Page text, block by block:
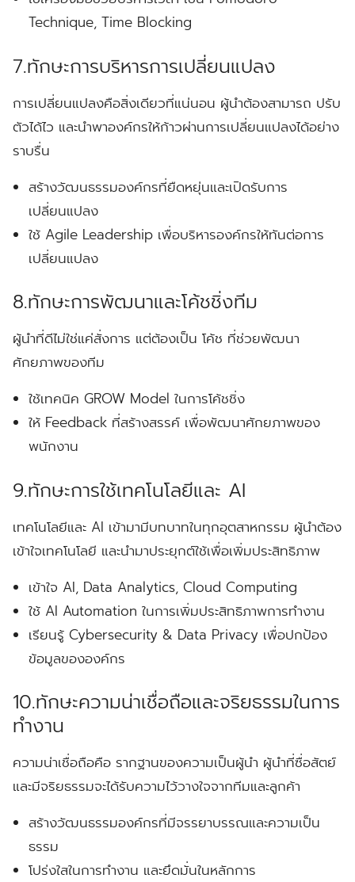
Technique, Time Blocking
7.ทักษะการบริหารการเปลี่ยนแปลง
การเปลี่ยนแปลงคือสิ่งเดียวที่แน่นอน ผู้นำต้องสามารถ ปรับ
ตัวได้ไว และนำพาองค์กรให้ก้าวผ่านการเปลี่ยนแปลงได้อย่าง
ราบรื่น
สร้างวัฒนธรรมองค์กรที่ยืดหยุ่นและเปิดรับการ
เปลี่ยนแปลง
ใช้ Agile Leadership เพื่อบริหารองค์กรให้ทันต่อการ
เปลี่ยนแปลง
8.ทักษะการพัฒนาและโค้ชชิ่งทีม
ผู้นำที่ดีไม่ใช่แค่สั่งการ แต่ต้องเป็น โค้ช ที่ช่วยพัฒนา
ศักยภาพของทีม
ใช้เทคนิค GROW Model ในการโค้ชชิ่ง
ให้ Feedback ที่สร้างสรรค์ เพื่อพัฒนาศักยภาพของ
พนักงาน
9.ทักษะการใช้เทคโนโลยีและ AI
เทคโนโลยีและ AI เข้ามามีบทบาทในทุกอุตสาหกรรม ผู้นำต้อง
เข้าใจเทคโนโลยี และนำมาประยุกต์ใช้เพื่อเพิ่มประสิทธิภาพ
เข้าใจ AI, Data Analytics, Cloud Computing
ใช้ AI Automation ในการเพิ่มประสิทธิภาพการทำงาน
เรียนรู้ Cybersecurity & Data Privacy เพื่อปกป้อง
ข้อมูลขององค์กร
10.ทักษะความน่าเชื่อถือและจริยธรรมในการ
ทำงาน
ความน่าเชื่อถือคือ รากฐานของความเป็นผู้นำ ผู้นำที่ซื่อสัตย์
และมีจริยธรรมจะได้รับความไว้วางใจจากทีมและลูกค้า
สร้างวัฒนธรรมองค์กรที่มีจรรยาบรรณและความเป็น
ธรรม
โปร่งใสในการทำงาน และยึดมั่นในหลักการ